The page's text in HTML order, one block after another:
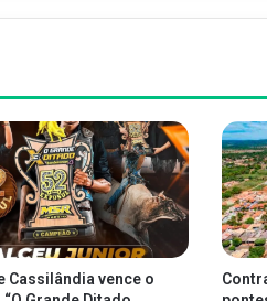
Cassilândia vence o